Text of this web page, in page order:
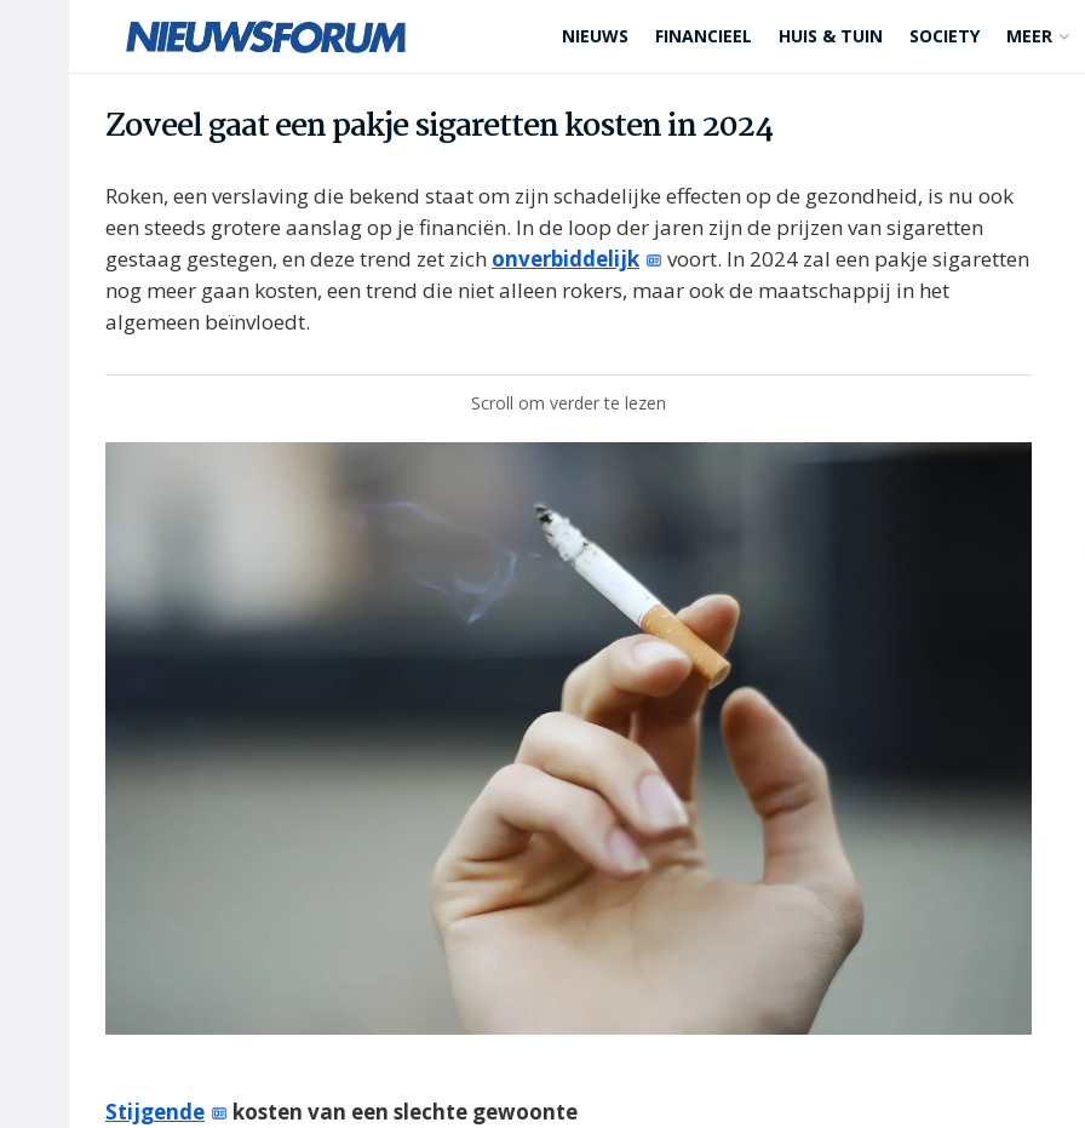
NIEUWS FINANCIEEL HUIS & TUIN SOCIETY MEER
Zoveel gaat een pakje sigaretten kosten in 2024
Roken, een verslaving die bekend staat om zijn schadelijke effecten op de gezondheid, is nu ook
een steeds grotere aanslag op je financiën. In de loop der jaren zijn de prijzen van sigaretten
gestaag gestegen, en deze trend zet zich onverbiddelijk
voort. In 2024 zal een pakje sigaretten
nog meer gaan kosten, een trend die niet alleen rokers, maar ook de maatschappij in het
algemeen beïnvloedt.
Scroll om verder te lezen
Stijgende
kosten van een slechte gewoonte